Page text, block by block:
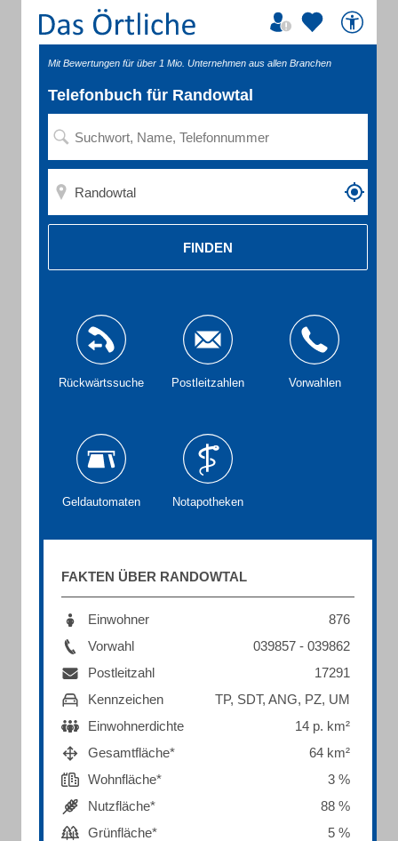
Mit Bewertungen für über 1 Mio. Unternehmen aus allen Branchen
Telefonbuch für Randowtal
FINDEN
Rückwärtssuche Postleitzahlen Vorwahlen
Geldautomaten Notapotheken
FAKTEN ÜBER RANDOWTAL
Einwohner
876
Vorwahl
039857 - 039862
Postleitzahl
17291
Kennzeichen
TP, SDT, ANG, PZ, UM
Einwohnerdichte
14 p. km²
Gesamtfläche*
64 km²
Wohnfläche*
3 %
Nutzfläche*
88 %
Grünfläche*
5 %